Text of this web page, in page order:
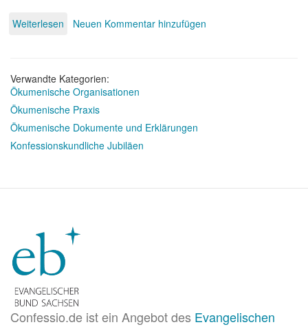
Weiterlesen über
Neuen Kommentar hinzufügen
Verwandte Kategorien:
Ökumenische Organisationen
Ökumenische Praxis
Ökumenische Dokumente und Erklärungen
Konfessionskundliche Jubiläen
Confessio.de ist ein Angebot des Evangelischen